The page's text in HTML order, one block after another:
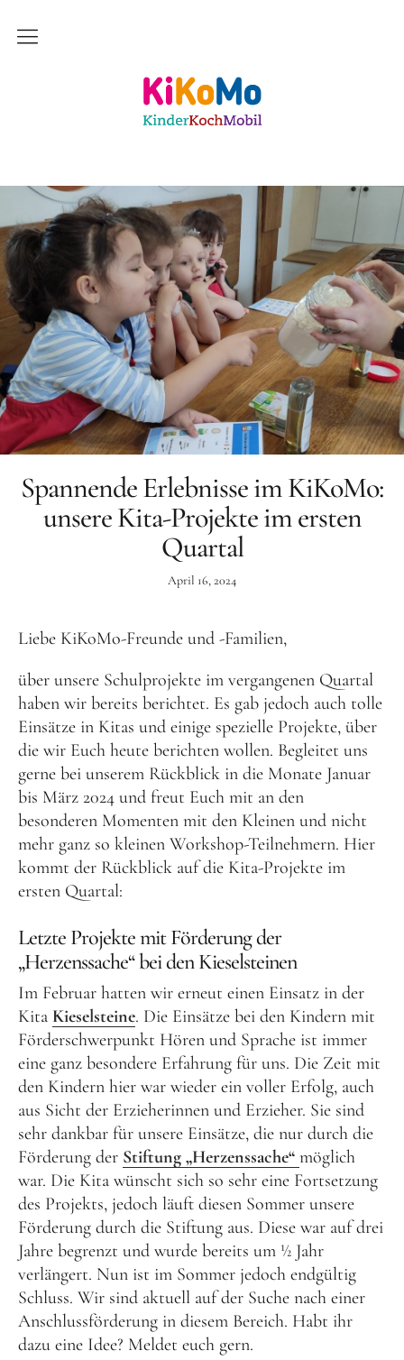
Kinderkochmobil KiKoMo Karlsruhe
Start
Mein Team
Daher komme ich
Meine Freunde
Saisonal – Regional – Bio
Wir sind “in-Form”
Anerkannt als “BNE”-Akteur
Mein erstes Jahr
Aktuelles
Tipps für Kids
Rezepte
Für Schulen
Unser Beitrag zum Ernährungsführerschein
Frühlingsküche & Sprachschätze
Winterzauber
Projekttag im KiKoMo
Projekt „Iss dich klug“
Kräuterwanderung und Outdoorkochen
Für KiTas
Frühlingsküche & Sprachschätze – Mit allen Sinnen
lernen
Offene Angebote
Werde Klimabotschafter:in
Outdoor Koch-Geburtstag
Groß & Klein-Kochworkshop
Kindergeburtstag im KiKoMo
Mitmachen
FSJ/BFD/FÖJ
Spenden
Schenk ein Lächeln, statt ein Geschenk!
Kontakt
Linktree
Newsletter
Spannende Erlebnisse im KiKoMo:
unsere Kita-Projekte im ersten
Quartal
April 16, 2024
Liebe KiKoMo-Freunde und -Familien,
über unsere Schulprojekte im vergangenen Quartal
haben wir bereits berichtet. Es gab jedoch auch tolle
Einsätze in Kitas und einige spezielle Projekte, über
die wir Euch heute berichten wollen. Begleitet uns
gerne bei unserem Rückblick in die Monate Januar
bis März 2024 und freut Euch mit an den
besonderen Momenten mit den Kleinen und nicht
mehr ganz so kleinen Workshop-Teilnehmern. Hier
kommt der Rückblick auf die Kita-Projekte im
ersten Quartal:
Letzte Projekte mit Förderung der
„Herzenssache“ bei den Kieselsteinen
Im Februar hatten wir erneut einen Einsatz in der
Kita Kieselsteine. Die Einsätze bei den Kindern mit
Förderschwerpunkt Hören und Sprache ist immer
eine ganz besondere Erfahrung für uns. Die Zeit mit
den Kindern hier war wieder ein voller Erfolg, auch
aus Sicht der Erzieherinnen und Erzieher. Sie sind
sehr dankbar für unsere Einsätze, die nur durch die
Förderung der Stiftung „Herzenssache“ möglich
war. Die Kita wünscht sich so sehr eine Fortsetzung
des Projekts, jedoch läuft diesen Sommer unsere
Förderung durch die Stiftung aus. Diese war auf drei
Jahre begrenzt und wurde bereits um ½ Jahr
verlängert. Nun ist im Sommer jedoch endgültig
Schluss. Wir sind aktuell auf der Suche nach einer
Anschlussförderung in diesem Bereich. Habt ihr
dazu eine Idee? Meldet euch gern.